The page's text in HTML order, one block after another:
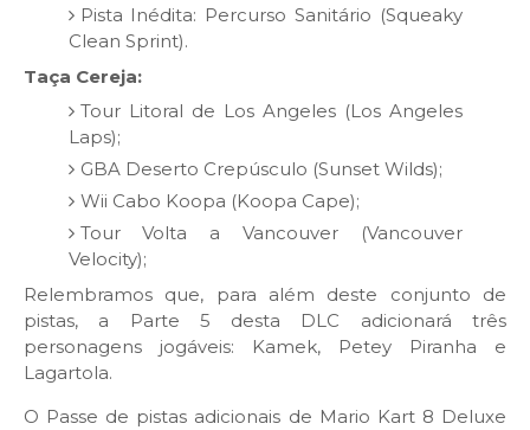
Pista Inédita: Percurso Sanitário (Squeaky
Clean Sprint).
Taça Cereja:
Tour Litoral de Los Angeles (Los Angeles
Laps);
GBA Deserto Crepúsculo (Sunset Wilds);
Wii Cabo Koopa (Koopa Cape);
Tour Volta a Vancouver (Vancouver
Velocity);
Relembramos que, para além deste conjunto de
pistas, a Parte 5 desta DLC adicionará três
personagens jogáveis: Kamek, Petey Piranha e
Lagartola.
O Passe de pistas adicionais de Mario Kart 8 Deluxe